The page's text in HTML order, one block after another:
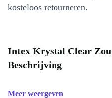
kosteloos retourneren.
Intex Krystal Clear
Beschrijving
Meer weergeven